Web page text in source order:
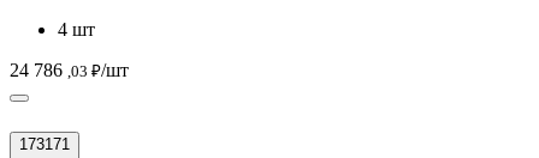
4 шт
24 786 ,03 ₽/шт
173171